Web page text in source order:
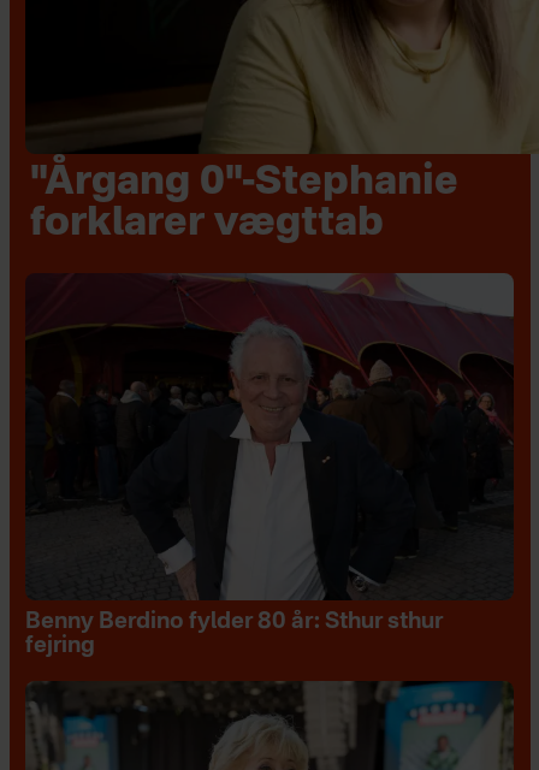
"Årgang 0"-Stephanie
forklarer vægttab
Benny Berdino fylder 80 år: Sthur sthur
fejring